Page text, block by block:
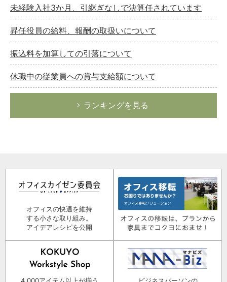
未経験入社3か月、引継ぎなしで決算任されています
昇任役員の給料、報酬の取扱いについて
振込料を加算しての引落について
休職中の従業員への賞与支給額について
ランキングを見る
オフィスの快適を維持
する小さな取り組み。
アイデアレシピを公開
4,000アイテム以上が揃う
ビジネスパーソンの